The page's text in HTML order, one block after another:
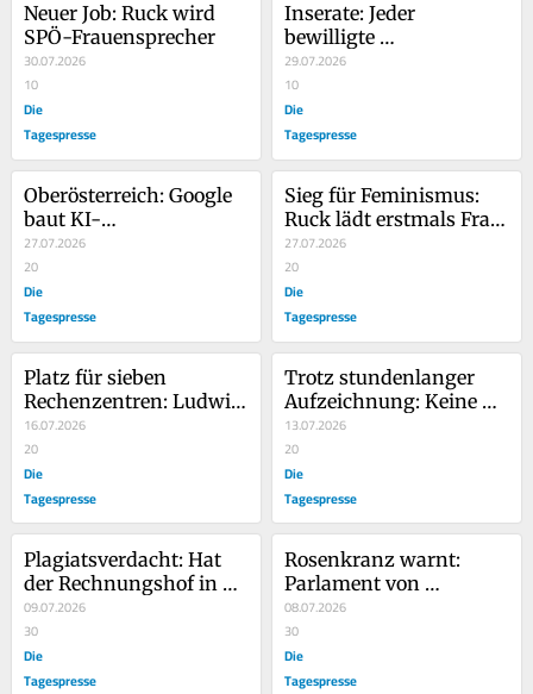
Neuer Job: Ruck wird
SPÖ-Frauensprecher
30.07.2026
10
Die
Tagespresse
Inserate: Jeder
bewilligte
Teilpensionist kostete
bisher 2.900 Euro
Werbung
29.07.2026
10
Die
Tagespresse
Oberösterreich: Google
baut KI-
Rechenzentrum in
Hitlers Geburtshaus
27.07.2026
20
Die
Tagespresse
Sieg für Feminismus:
Ruck lädt erstmals Frau
zum Saufen in
Weinkeller ein
27.07.2026
20
Die
Tagespresse
Platz für sieben
Rechenzentren: Ludwig
bietet Google die Lobau
an
16.07.2026
20
Die
Tagespresse
Trotz stundenlanger
Aufzeichnung: Keine
Inhalte in Neos-
Mitschnitten gefunden
13.07.2026
20
Die
Tagespresse
Plagiatsverdacht: Hat
der Rechnungshof in
seinem Bericht über die
WKO von der WKO
abgeschrieben?
09.07.2026
30
Die
Tagespresse
Rosenkranz warnt:
Parlament von
Demokraten
unterwandert
08.07.2026
30
Die
Tagespresse